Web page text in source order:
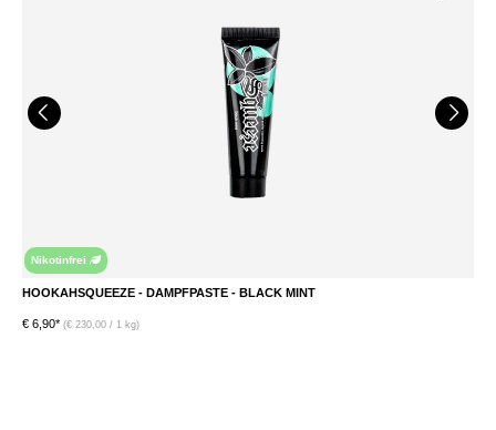
Nikotinfrei
HOOKAHSQUEEZE - DAMPFPASTE - BLACK MINT
€ 6,90* (€ 230,00 / 1 kg)